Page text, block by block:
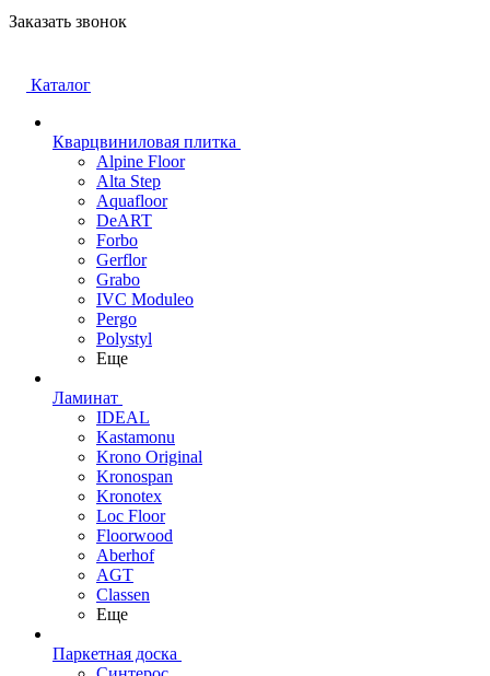
Заказать звонок
Каталог
Кварцвиниловая плитка
Alpine Floor
Alta Step
Aquafloor
DeART
Forbo
Gerflor
Grabo
IVC Moduleo
Pergo
Polystyl
Еще
Ламинат
IDEAL
Kastamonu
Krono Original
Kronospan
Kronotex
Loc Floor
Floorwood
Aberhof
AGT
Classen
Еще
Паркетная доска